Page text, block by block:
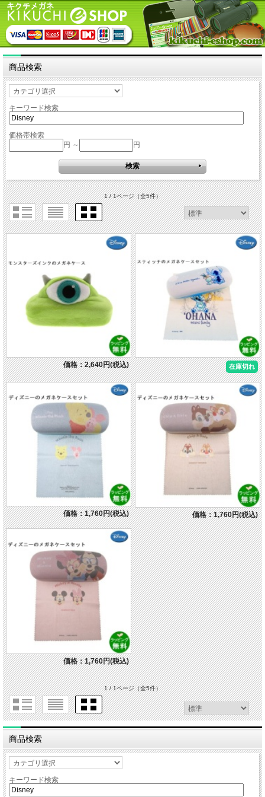
商品検索
キーワード検索
価格帯検索
円 ～
円
1 / 1ページ（全5件）
価格：2,640円(税込) 在庫切れ
価格：1,760円(税込) 価格：1,760円(税込)
価格：1,760円(税込)
1 / 1ページ（全5件）
商品検索
キーワード検索